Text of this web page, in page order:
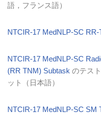
語，フランス語）
NTCIR-17 MedNLP-SC
NTCIR-17 MedNLP-SC
(RR TNM) Subtask のテス
ット（日本語）
NTCIR-17 MedNLP-SC SM